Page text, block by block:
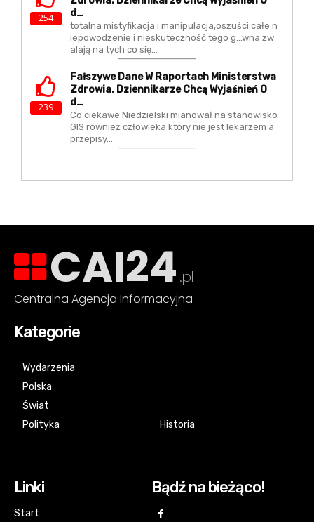
254
D…
totalna mistyfikacja i manipulacja,oszuści całe n
iepowodzenie i nieskuteczność tego g...wna zw
alają na tych co się…
239
Fałszywe Dane W Raportach Ministerstwa
Zdrowia. Dziennikarze Chcą Wyjaśnień O
D…
Co ciekawe Niedzielski mianował na stanowisko
GIS również człowieka który nie jest lekarzem a
przepisy…
CAI24 .pl
Centralna Agencja Informacyjna
Kategorie
Wydarzenia
Polska
Świat
Polityka
Historia
Linki
Start
Bądź na bieżąco!